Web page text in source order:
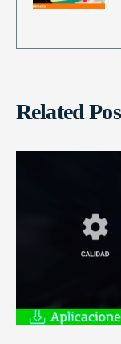
Related